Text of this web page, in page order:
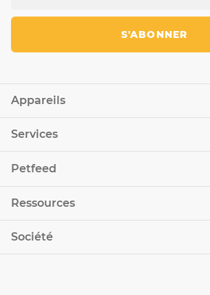
Appareils
Services
Petfeed
Ressources
Société
S'ABONNER